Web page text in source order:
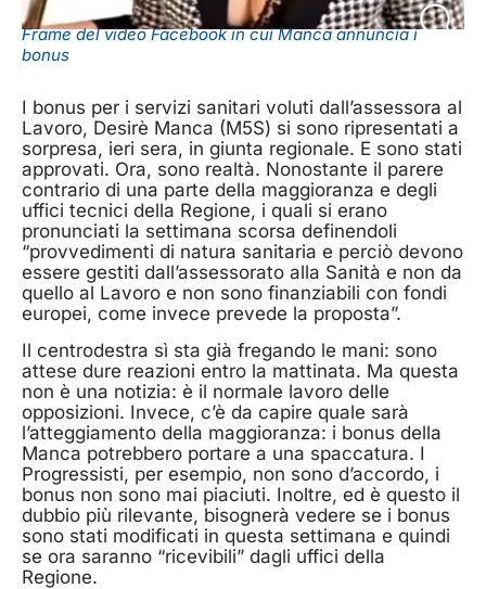
Frame del video Facebook in cui Manca annuncia i
bonus
I bonus per i servizi sanitari voluti dall’assessora al
Lavoro, Desirè Manca (M5S) si sono ripresentati a
sorpresa, ieri sera, in giunta regionale. E sono stati
approvati. Ora, sono realtà. Nonostante il parere
contrario di una parte della maggioranza e degli
uffici tecnici della Regione, i quali si erano
pronunciati la settimana scorsa definendoli
“provvedimenti di natura sanitaria e perciò devono
essere gestiti dall’assessorato alla Sanità e non da
quello al Lavoro e non sono finanziabili con fondi
europei, come invece prevede la proposta”.
Il centrodestra sì sta già fregando le mani: sono
attese dure reazioni entro la mattinata. Ma questa
non è una notizia: è il normale lavoro delle
opposizioni. Invece, c’è da capire quale sarà
l’atteggiamento della maggioranza: i bonus della
Manca potrebbero portare a una spaccatura. I
Progressisti, per esempio, non sono d’accordo, i
bonus non sono mai piaciuti. Inoltre, ed è questo il
dubbio più rilevante, bisognerà vedere se i bonus
sono stati modificati in questa settimana e quindi
se ora saranno “ricevibili” dagli uffici della
Regione.